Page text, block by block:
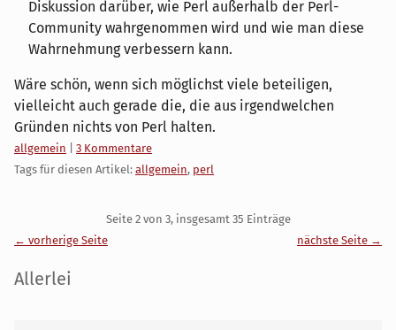
Diskussion darüber, wie Perl außerhalb der Perl-
Community wahrgenommen wird und wie man diese
Wahrnehmung verbessern kann.
Wäre schön, wenn sich möglichst viele beteiligen,
vielleicht auch gerade die, die aus irgendwelchen
Gründen nichts von Perl halten.
Kategorien:
allgemein
3 Kommentare
Tags für diesen Artikel: allgemein, perl
Seite 2 von 3, insgesamt 35 Einträge
← vorherige Seite
nächste Seite →
Seitenleiste
Allerlei